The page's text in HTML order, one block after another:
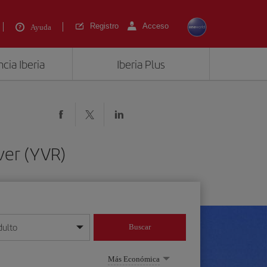
Ayuda Registro Acceso
Iberia Iberia Plus
(YVR)
mes/año
Buscar
Más Económica